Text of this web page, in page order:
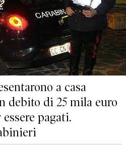
a casa
debito di 25 mila euro
pagati.